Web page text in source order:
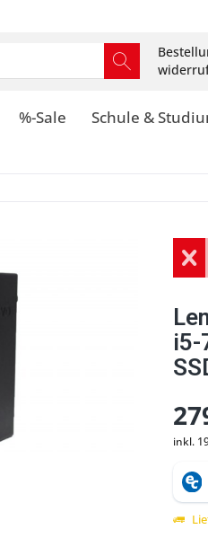
%-Sale Schule &
Abbildung
i5-
inkl.